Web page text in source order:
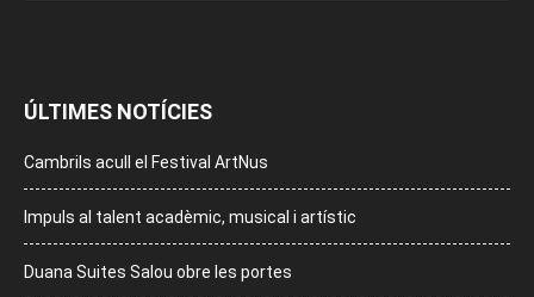
ÚLTIMES NOTÍCIES
Cambrils acull el Festival ArtNus
Impuls al talent acadèmic, musical i artístic
Duana Suites Salou obre les portes